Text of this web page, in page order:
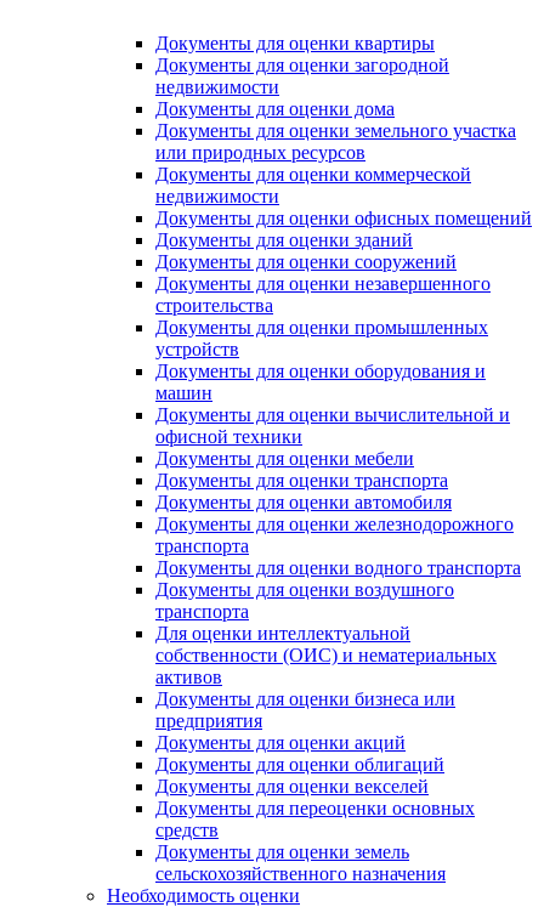
Документы для оценки квартиры
Документы для оценки загородной
недвижимости
Документы для оценки дома
Документы для оценки земельного участка
или природных ресурсов
Документы для оценки коммерческой
недвижимости
Документы для оценки офисных помещений
Документы для оценки зданий
Документы для оценки сооружений
Документы для оценки незавершенного
строительства
Документы для оценки промышленных
устройств
Документы для оценки оборудования и
машин
Документы для оценки вычислительной и
офисной техники
Документы для оценки мебели
Документы для оценки транспорта
Документы для оценки автомобиля
Документы для оценки железнодорожного
транспорта
Документы для оценки водного транспорта
Документы для оценки воздушного
транспорта
Для оценки интеллектуальной
собственности (ОИС) и нематериальных
активов
Документы для оценки бизнеса или
предприятия
Документы для оценки акций
Документы для оценки облигаций
Документы для оценки векселей
Документы для переоценки основных
средств
Документы для оценки земель
сельскохозяйственного назначения
Необходимость оценки